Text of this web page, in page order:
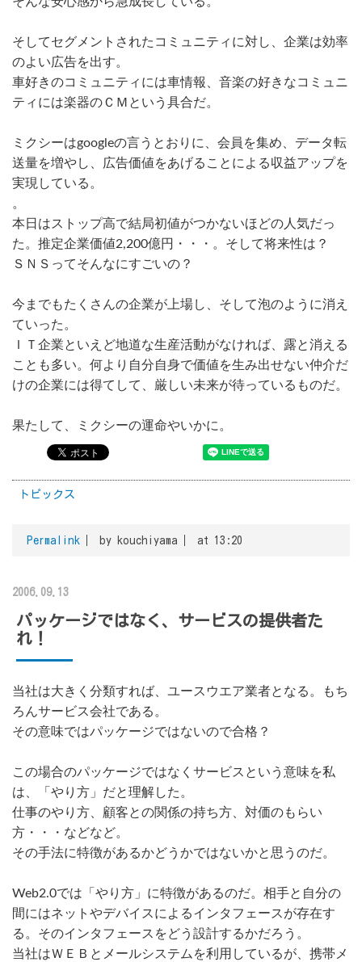
そしてセグメントされたコミュニティに対し、企業は効率
のよい広告を出す。
車好きのコミュニティには車情報、音楽の好きなコミュニ
ティには楽器のＣＭという具合だ。
ミクシーはgoogleの言うとおりに、会員を集め、データ転
送量を増やし、広告価値をあげることによる収益アップを
実現している。
。
本日はストップ高で結局初値がつかないほどの人気だっ
た。推定企業価値2,200億円・・・。そして将来性は？
ＳＮＳってそんなにすごいの？
今までもたくさんの企業が上場し、そして泡のように消え
ていった。
ＩＴ企業といえど地道な生産活動がなければ、露と消える
ことも多い。何より自分自身で価値を生み出せない仲介だ
けの企業には得てして、厳しい未来が待っているものだ。
果たして、ミクシーの運命やいかに。
トピックス
Permalink by kouchiyama at 13:20
2006.09.13
パッケージではなく、サービスの提供者た
れ！
当社は大きく分類すれば、ユースウエア業者となる。もち
ろんサービス会社である。
その意味ではパッケージではないので合格？
この場合のパッケージではなくサービスという意味を私
は、「やり方」だと理解した。
仕事のやり方、顧客との関係の持ち方、対価のもらい
方・・・などなど。
その手法に特徴があるかどうかではないかと思うのだ。
Web2.0では「やり方」に特徴があるのだ。相手と自分の
間にはネットやデバイスによるインタフェースが存在す
る。そのインタフェースをどう設計するかだろう。
当社はＷＥＢとメールシステムを利用しているが、携帯メ